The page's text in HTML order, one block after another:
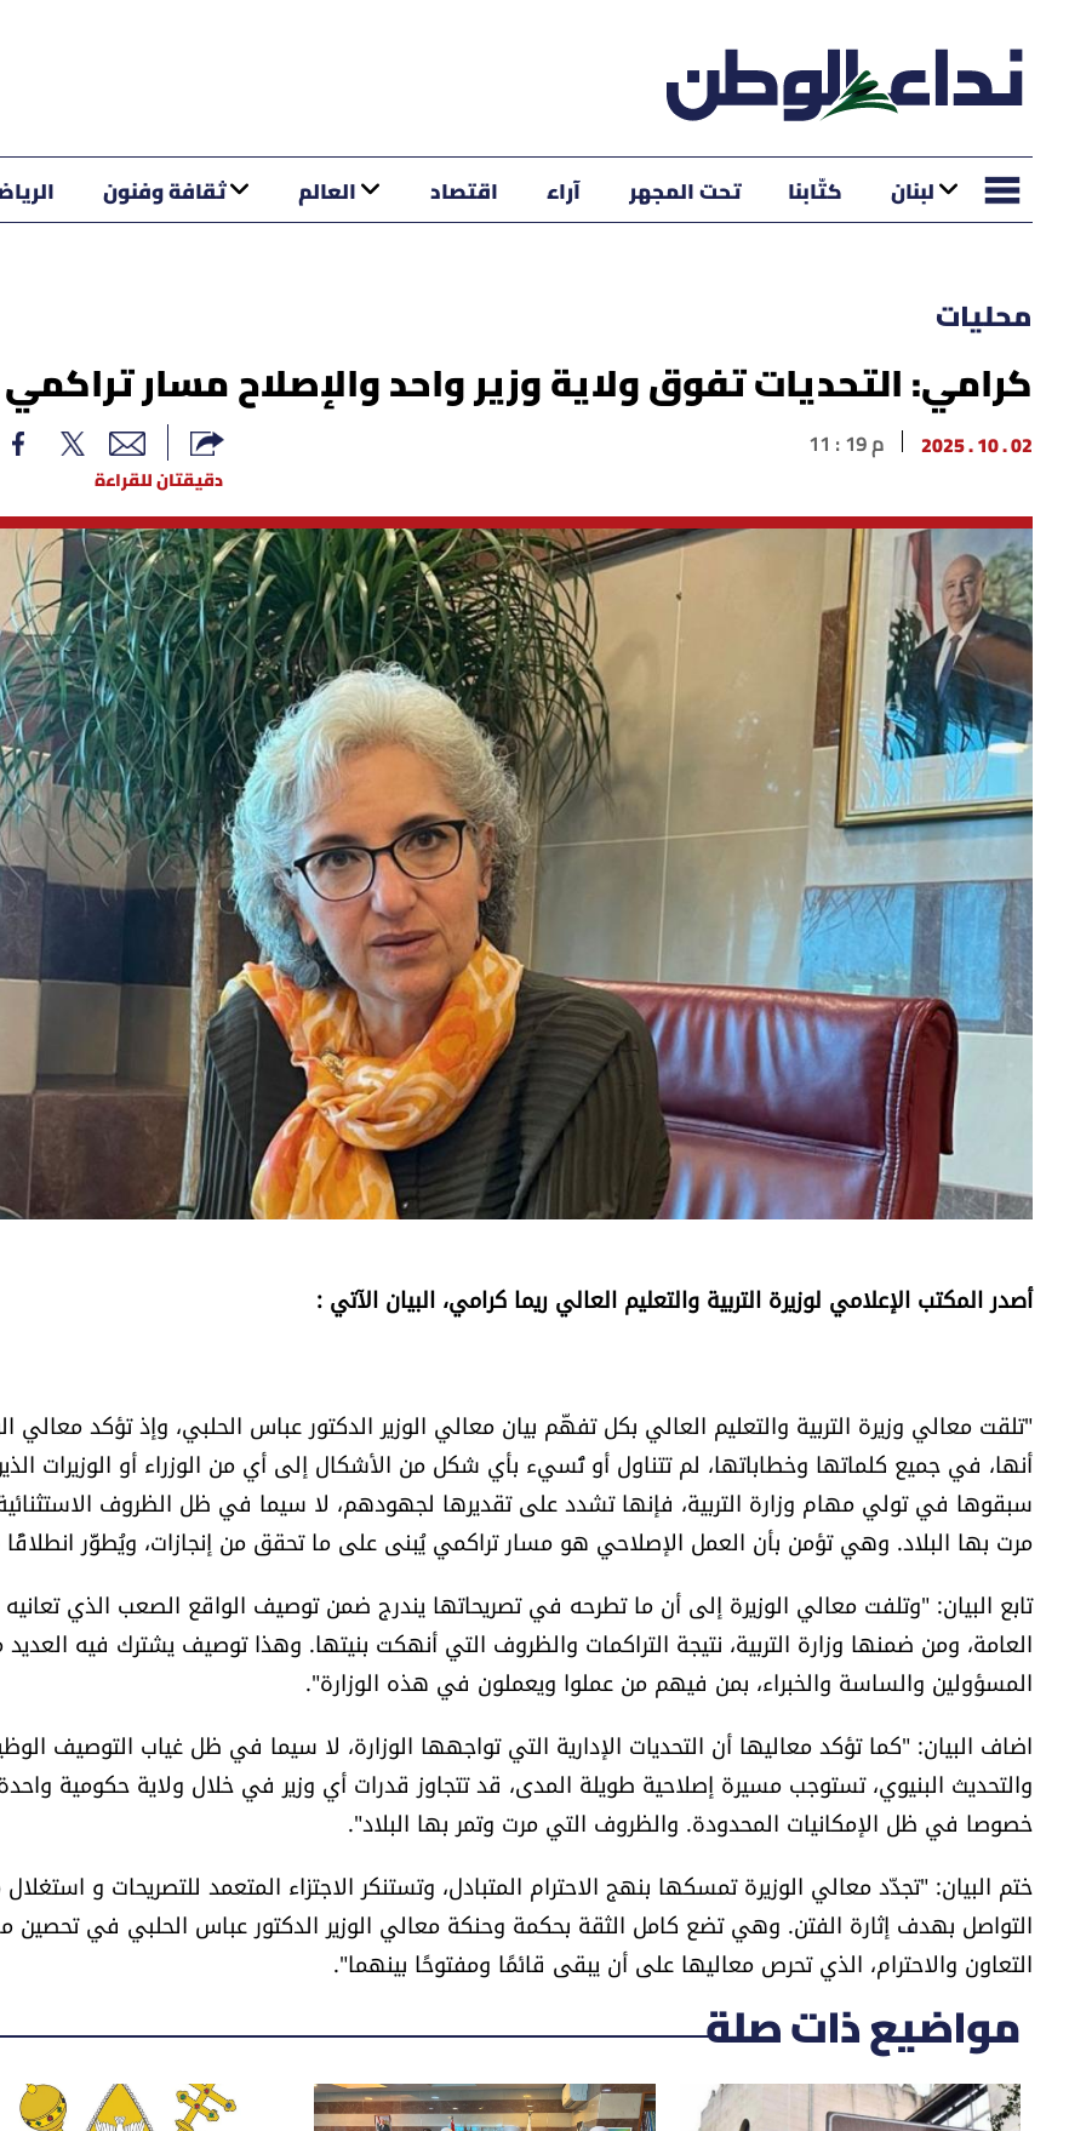
لبنان كتّابنا تحت المجهر آراء اقتصاد العالم ثقافة وفنون
محليات
كرامي: التحديات تفوق ولاية وزير واحد والإصلاح مسار تراكمي
02 . 10 . 2025 11 : 19 م
دقيقتان للقراءة
أصدر المكتب الإعلامي لوزيرة التربية والتعليم العالي ريما كرامي، البيان الآتي :
"تلقت معالي وزيرة التربية والتعليم العالي بكل تفهّم بيان معالي الوزير الدكتور عباس الحلبي، وإذ تؤكد معالي
أنها، في جميع كلماتها وخطاباتها، لم تتناول أو تُسيء بأي شكل من الأشكال إلى أي من الوزراء أو الوزيرات
سبقوها في تولي مهام وزارة التربية، فإنها تشدد على تقديرها لجهودهم، لا سيما في ظل الظروف
مرت بها البلاد. وهي تؤمن بأن العمل الإصلاحي هو مسار تراكمي يُبنى على ما تحقق من إنجازات، ويُطوَّر
تابع البيان: "وتلفت معالي الوزيرة إلى أن ما تطرحه في تصريحاتها يندرج ضمن توصيف الواقع الصعب الذي تعانيه
العامة، ومن ضمنها وزارة التربية، نتيجة التراكمات والظروف التي أنهكت بنيتها. وهذا توصيف يشترك فيه
المسؤولين والساسة والخبراء، بمن فيهم من عملوا ويعملون في هذه الوزارة".
اضاف البيان: "كما تؤكد معاليها أن التحديات الإدارية التي تواجهها الوزارة، لا سيما في ظل غياب التوصيف
والتحديث البنيوي، تستوجب مسيرة إصلاحية طويلة المدى، قد تتجاوز قدرات أي وزير في خلال ولاية حكومية
خصوصا في ظل الإمكانيات المحدودة. والظروف التي مرت وتمر بها البلاد".
ختم البيان: "تجدّد معالي الوزيرة تمسكها بنهج الاحترام المتبادل، وتستنكر الاجتزاء المتعمد للتصريحات و استغلال
التواصل بهدف إثارة الفتن. وهي تضع كامل الثقة بحكمة وحنكة معالي الوزير الدكتور عباس الحلبي في تحصين
التعاون والاحترام، الذي تحرص معاليها على أن يبقى قائمًا ومفتوحًا بينهما".
مواضيع ذات صلة